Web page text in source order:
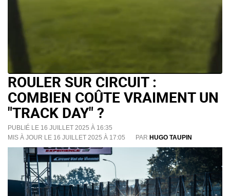
ROULER SUR CIRCUIT :
COMBIEN COÛTE VRAIMENT UN
"TRACK DAY" ?
PUBLIÉ LE 16 JUILLET 2025 À 16:35
MIS À JOUR LE 16 JUILLET 2025 À 17:05
PAR HUGO TAUPIN